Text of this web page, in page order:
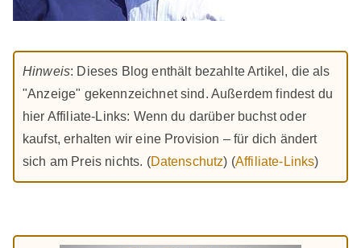
Hinweis: Dieses Blog enthält bezahlte Artikel, die als
"Anzeige" gekennzeichnet sind. Außerdem findest du
hier Affiliate-Links: Wenn du darüber buchst oder
kaufst, erhalten wir eine Provision – für dich ändert
sich am Preis nichts. (Datenschutz) (Affiliate-Links)